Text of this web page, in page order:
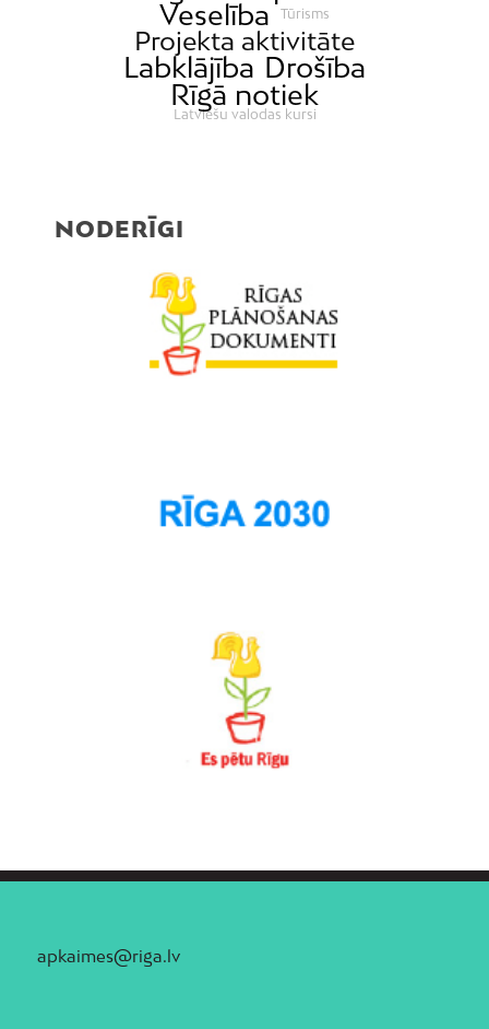
Veselība
Tūrisms
Projekta aktivitāte
Labklājība Drošība
Rīgā notiek
Latviešu valodas kursi
NODERĪGI
apkaimes@riga.lv